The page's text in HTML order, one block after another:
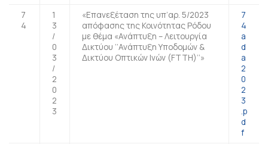
7
4
1
3
/
0
3
/
2
0
2
3
«Επανεξέταση της υπ’αρ. 5/2023
απόφασης της Κοινότητας Ρόδου
με θέμα «Ανάπτυξη – Λειτουργία
Δικτύου ‘’Ανάπτυξη Υποδομών &
Δικτύου Οπτικών Ινών (FTTH)’’»
7
4
a
d
a
2
0
2
3
.p
d
f